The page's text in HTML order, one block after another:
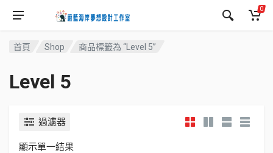
0
首頁 Shop 商品標籤為 “Level 5”
Level 5
過濾器
顯示單一結果